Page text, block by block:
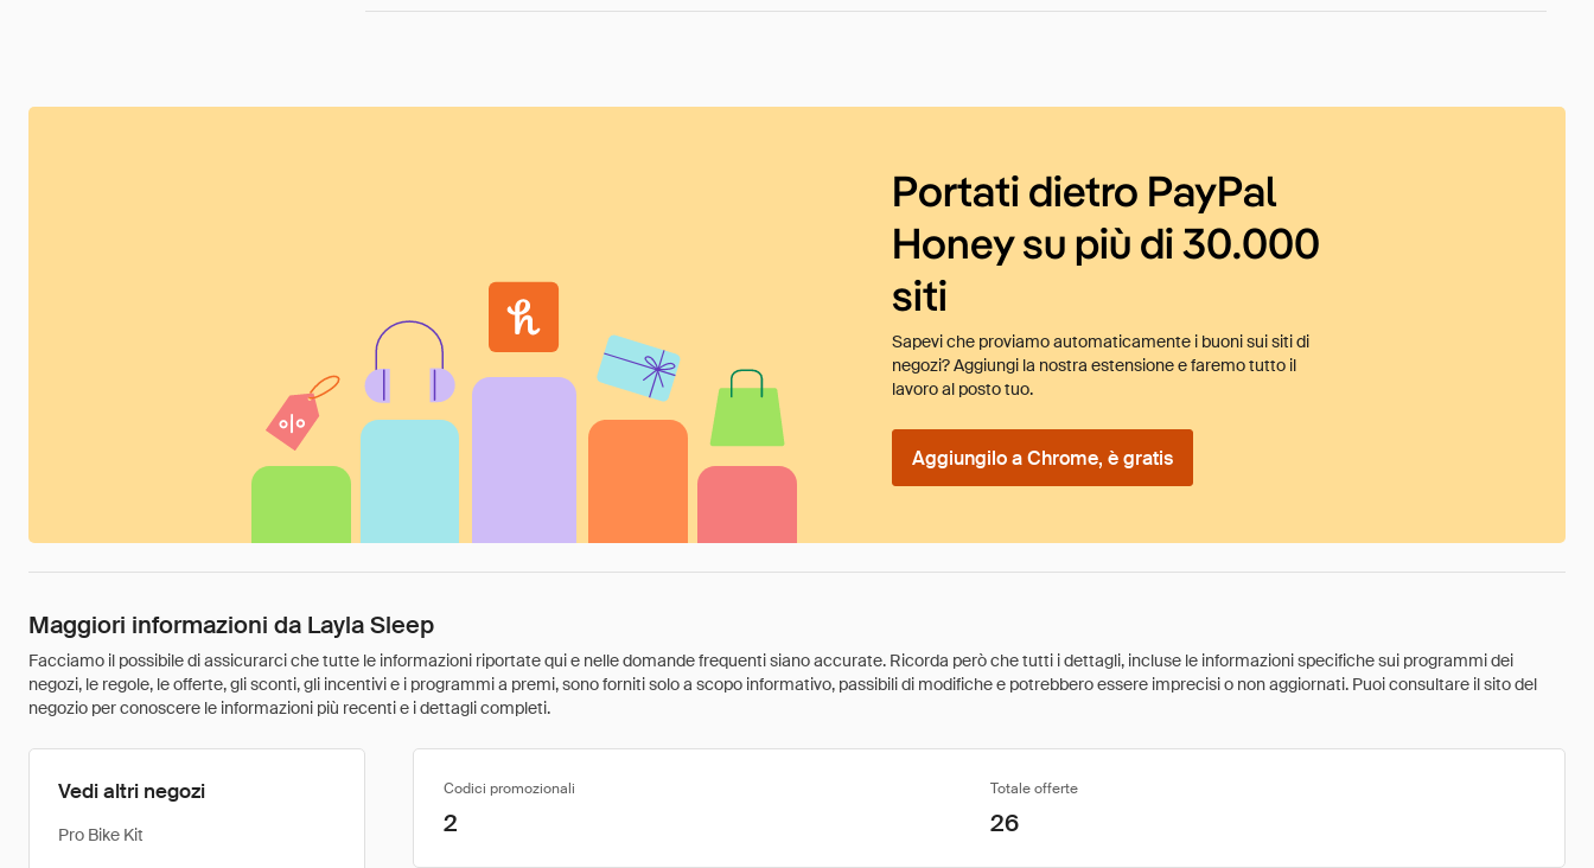
Portati dietro PayPal
Honey su più di 30.000
siti
Sapevi che proviamo automaticamente i buoni sui siti di
negozi? Aggiungi la nostra estensione e faremo tutto il
lavoro al posto tuo.
Aggiungilo a Chrome, è gratis
Maggiori informazioni da Layla Sleep
Facciamo il possibile di assicurarci che tutte le informazioni riportate qui e nelle domande frequenti siano accurate. Ricorda però che tutti i dettagli, incluse le informazioni specifiche sui programmi dei
negozi, le regole, le offerte, gli sconti, gli incentivi e i programmi a premi, sono forniti solo a scopo informativo, passibili di modifiche e potrebbero essere imprecisi o non aggiornati. Puoi consultare il sito del
negozio per conoscere le informazioni più recenti e i dettagli completi.
Vedi altri negozi
Pro Bike Kit
Codici promozionali Totale offerte
2 26